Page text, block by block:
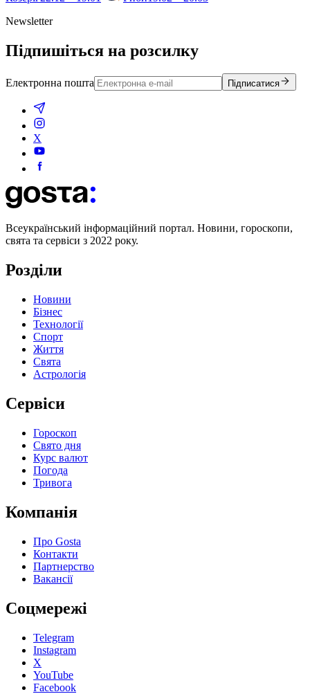
Newsletter
Підпишіться на розсилку
Електронна пошта Підписатися
X
Всеукраїнський інформаційний портал. Новини, гороскопи,
свята та сервіси з 2022 року.
Розділи
Новини
Бізнес
Технології
Спорт
Життя
Свята
Астрологія
Сервіси
Гороскоп
Свято дня
Курс валют
Погода
Тривога
Компанія
Про Gosta
Контакти
Партнерство
Вакансії
Соцмережі
Telegram
Instagram
X
YouTube
Facebook